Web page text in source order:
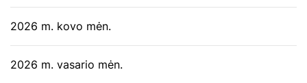
2026 m. kovo mėn.
2026 m. vasario mėn.